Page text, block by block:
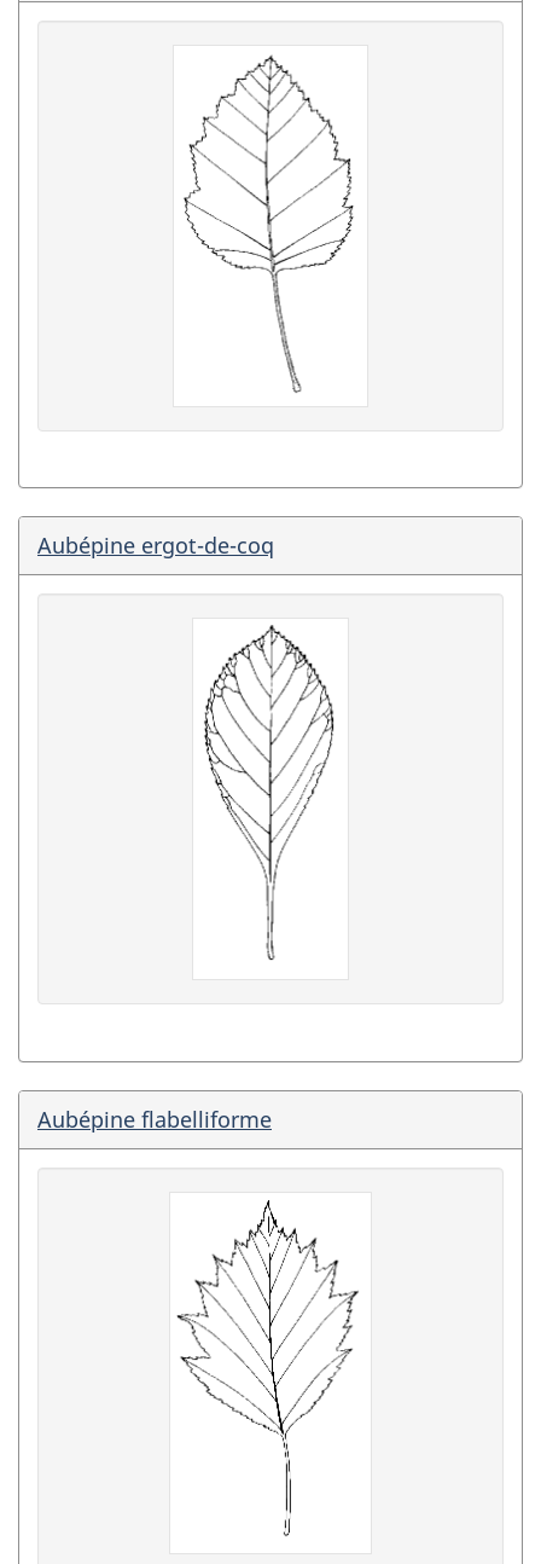
Aubépine ergot-de-coq
Aubépine flabelliforme